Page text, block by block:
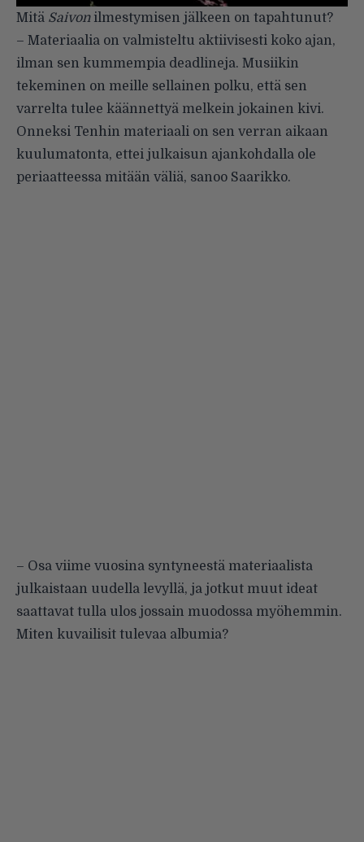
Mitä Saivonilmestymisen jälkeen on tapahtunut?
– Materiaalia on valmisteltu aktiivisesti koko ajan,
ilman sen kummempia deadlineja. Musiikin
tekeminen on meille sellainen polku, että sen
varrelta tulee käännettyä melkein jokainen kivi.
Onneksi Tenhin materiaali on sen verran aikaan
kuulumatonta, ettei julkaisun ajankohdalla ole
periaatteessa mitään väliä, sanoo Saarikko.
– Osa viime vuosina syntyneestä materiaalista
julkaistaan uudella levyllä, ja jotkut muut ideat
saattavat tulla ulos jossain muodossa myöhemmin.
Miten kuvailisit tulevaa albumia?